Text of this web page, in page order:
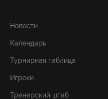
Новости
Календарь
Турнирная таблица
Игроки
Тренерский штаб